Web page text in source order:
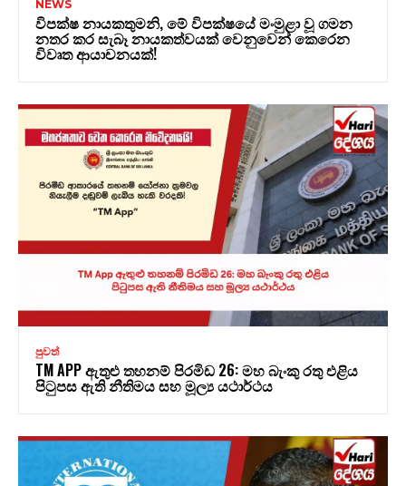
NEWS
විපක්ෂ නායකතුමනි, මේ විපක්ෂයේ මංමුළා වූ ගමන
නතර කර සැබෑ නායකත්වයක් වෙනුවෙන් කෙරෙන
විවෘත ආයාචනයක්!
පුවත්
TM APP ඇතුළු තහනම් පිරමිඩ 26: මහ බැංකු රතු එළිය
පිටුපස ඇති නීතිමය සහ මූල්‍ය යථාර්ථය